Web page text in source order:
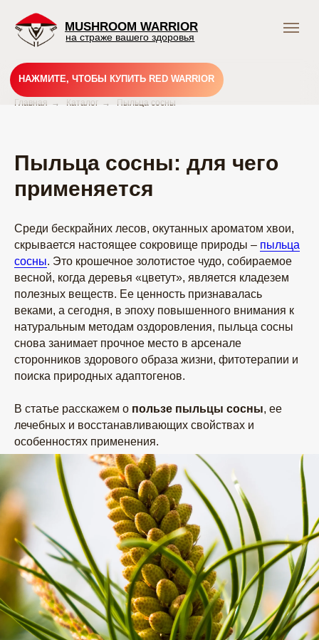
MUSHROOM WARRIOR
на страже вашего здоровья
Подпишись и получай
выгодные предложения
В нашем тг-канале вы найдете всю актуальную
информацию о скидках, акциях и распродажах.
Подписывайтесь и будьте в курсе событий!
Подписаться
Главная → Каталог → Пыльца сосны
Пыльца сосны: для чего
применяется
Среди бескрайних лесов, окутанных ароматом хвои,
скрывается настоящее сокровище природы – пыльца
сосны. Это крошечное золотистое чудо, собираемое
весной, когда деревья «цветут», является кладезем
полезных веществ. Ее ценность признавалась
веками, а сегодня, в эпоху повышенного внимания к
натуральным методам оздоровления, пыльца сосны
снова занимает прочное место в арсенале
сторонников здорового образа жизни, фитотерапии и
поиска природных адаптогенов.
В статье расскажем о пользе пыльцы сосны, ее
лечебных и восстанавливающих свойствах и
особенностях применения.